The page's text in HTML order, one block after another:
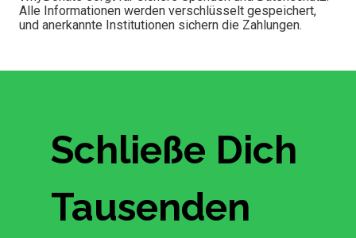
Alle Informationen werden verschlüsselt gespeichert,
und anerkannte Institutionen sichern die Zahlungen.
Schließe Dich
Tausenden